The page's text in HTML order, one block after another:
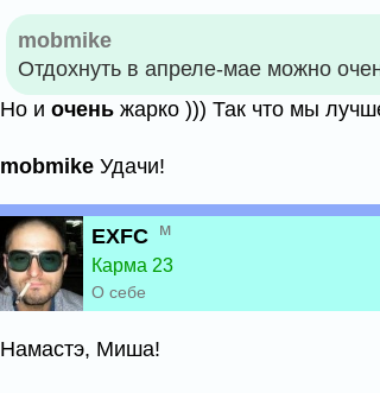
mobmike
Отдохнуть в апреле-мае можно
Но и очень жарко ))) Так что мы
mobmike Удачи!
EXFC м
Карма 23
О себе
Намастэ, Миша!